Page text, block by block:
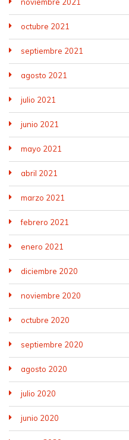
octubre 2021
septiembre 2021
agosto 2021
julio 2021
junio 2021
mayo 2021
abril 2021
marzo 2021
febrero 2021
enero 2021
diciembre 2020
noviembre 2020
octubre 2020
septiembre 2020
agosto 2020
julio 2020
junio 2020